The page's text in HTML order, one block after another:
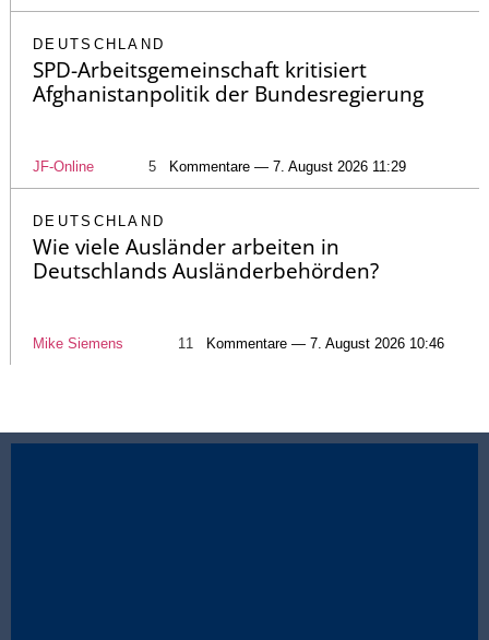
DEUTSCHLAND
SPD-Arbeitsgemeinschaft kritisiert
Afghanistanpolitik der Bundesregierung
JF-Online 5 Kommentare — 7. August 2026 11:29
DEUTSCHLAND
Wie viele Ausländer arbeiten in
Deutschlands Ausländerbehörden?
Mike Siemens 11 Kommentare — 7. August 2026 10:46